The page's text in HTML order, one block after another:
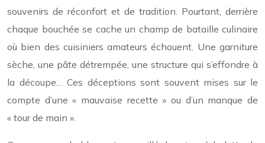
souvenirs de réconfort et de tradition. Pourtant, derrière
chaque bouchée se cache un champ de bataille culinaire
où bien des cuisiniers amateurs échouent. Une garniture
sèche, une pâte détrempée, une structure qui s’effondre à
la découpe… Ces déceptions sont souvent mises sur le
compte d’une « mauvaise recette » ou d’un manque de
« tour de main ».